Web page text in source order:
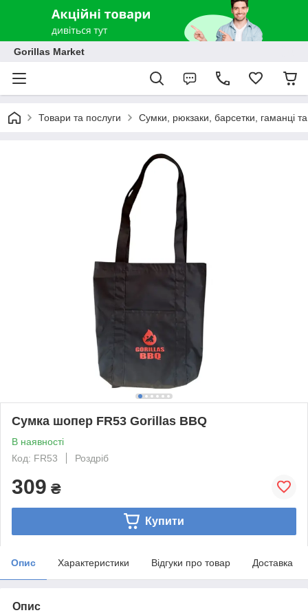
Gorillas Market
Товари та послуги Сумки, рюкзаки, барсетки, гаманці
Сумка шопер FR53 Gorillas BBQ
В наявності
Код: FR53
Роздріб
309 ₴
Купити
Опис Характеристики Відгуки про товар Доставка
Опис